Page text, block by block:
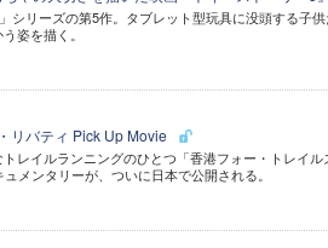
シリーズの第5作。タブレット型玩具に没頭する子
姿を描く。
リバティ Pick Up Movie
レイルランニングのひとつ「香港フォー・トレイル
メンタリーが、ついに日本で公開される。